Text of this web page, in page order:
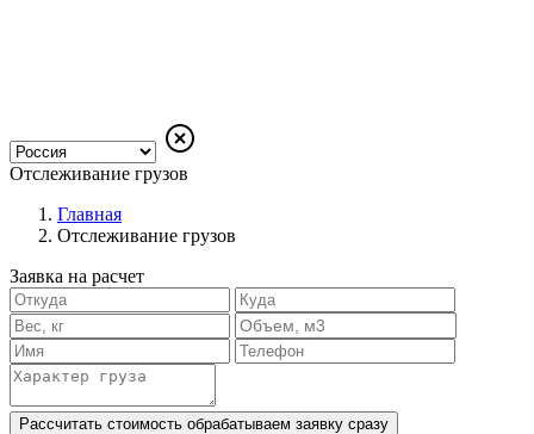
Отслеживание грузов
Главная
Отслеживание грузов
Заявка на расчет
Рассчитать стоимость обрабатываем заявку сразу